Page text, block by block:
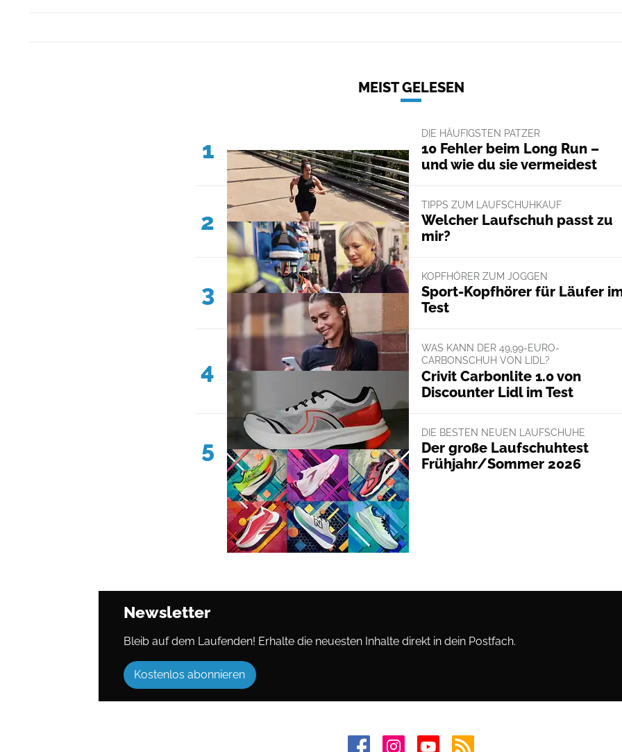
MEIST GELESEN
1
DIE HÄUFIGSTEN PATZER
10 Fehler beim Long Run –
und wie du sie vermeidest
2
TIPPS ZUM LAUFSCHUHKAUF
Welcher Laufschuh passt zu
mir?
3
KOPFHÖRER ZUM JOGGEN
Sport-Kopfhörer für Läufer
Test
4
WAS KANN DER 49,99-EURO-
CARBONSCHUH VON LIDL?
Crivit Carbonlite 1.0 von
Discounter Lidl im Test
5
DIE BESTEN NEUEN LAUFSCHUHE
Der große Laufschuhtest
Frühjahr/Sommer 2026
Newsletter
Bleib auf dem Laufenden! Erhalte die neuesten Inhalte direkt in dein Postfach.
Kostenlos abonnieren